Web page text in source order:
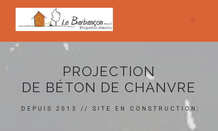
PROJECTION
DE BÉTON DE CHANVRE
DEPUIS 2013 // SITE EN CONSTRUCTION